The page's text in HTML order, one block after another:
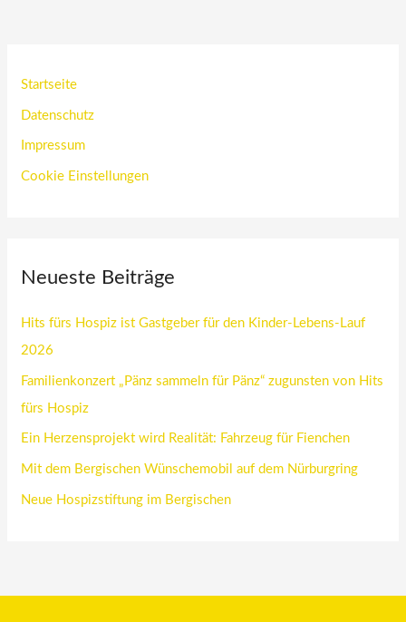
Startseite
Datenschutz
Impressum
Cookie Einstellungen
Neueste Beiträge
Hits fürs Hospiz ist Gastgeber für den Kinder-Lebens-Lauf
2026
Familienkonzert „Pänz sammeln für Pänz“ zugunsten von Hits
fürs Hospiz
Ein Herzensprojekt wird Realität: Fahrzeug für Fienchen
Mit dem Bergischen Wünschemobil auf dem Nürburgring
Neue Hospizstiftung im Bergischen